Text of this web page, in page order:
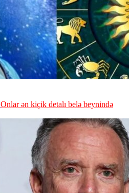
Onlar ən kiçik detalı belə beynində